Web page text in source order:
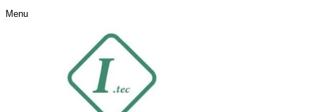
Menu